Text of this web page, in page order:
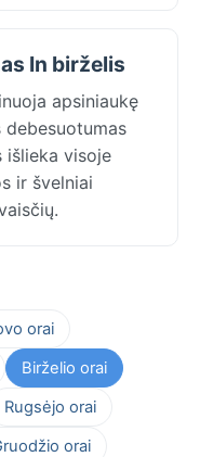
In birželis
apsiniaukę
išlieka visoje
ir švelniai
orai
Birželio orai
Rugsėjo orai
orai